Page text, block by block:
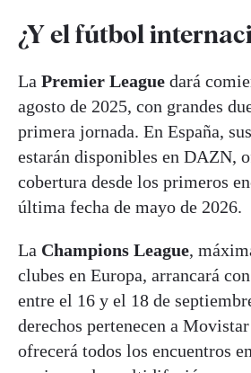
¿Y el fútbol
La Premier League dará
agosto de 2025, con grandes
primera jornada. En España,
estarán disponibles en DAZN,
cobertura desde los primeros
última fecha de mayo de 2026.
La Champions League,
clubes en Europa, arrancará
entre el 16 y el 18 de
derechos pertenecen a
ofrecerá todos los encuentros